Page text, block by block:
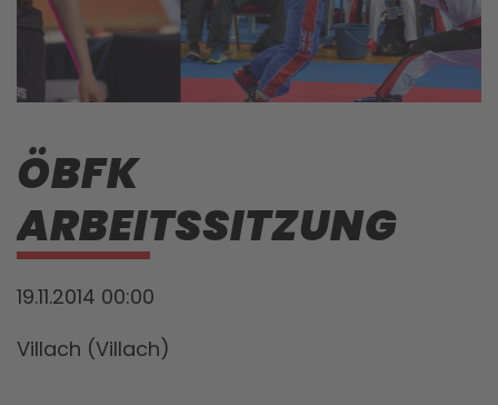
ÖBFK
ARBEITSSITZUNG
19.11.2014 00:00
Villach (Villach)